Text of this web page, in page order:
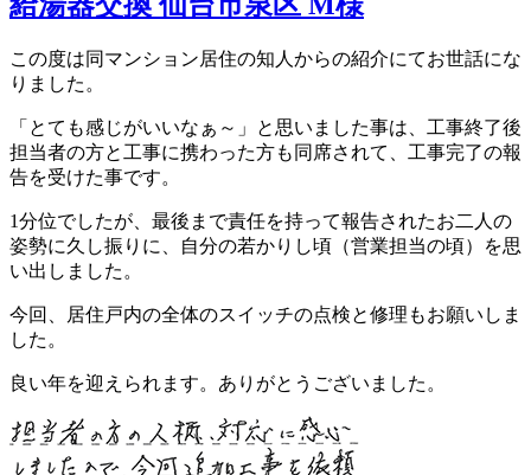
この度は同マンション居住の知人からの紹介にてお世話にな
りました。
「とても感じがいいなぁ～」と思いました事は、工事終了後
担当者の方と工事に携わった方も同席されて、工事完了の報
告を受けた事です。
1分位でしたが、最後まで責任を持って報告されたお二人の
姿勢に久し振りに、自分の若かりし頃（営業担当の頃）を思
い出しました。
今回、居住戸内の全体のスイッチの点検と修理もお願いしま
した。
良い年を迎えられます。ありがとうございました。